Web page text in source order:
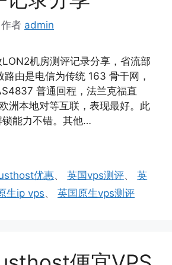
作者 admin
机房测评记录分享，省流部
由是电信为传统 163 骨干网，
普通回程，法兰克福直
洲本地对等互联，表现最好。此
锁能力不错。其他…
优惠、英国vps测评、英
生ip vps、 英国原生vps测评